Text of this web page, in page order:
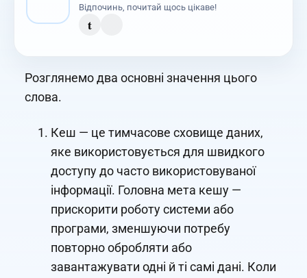
Відпочинь, почитай щось цікаве!
t
Розглянемо два основні значення цього
слова.
Кеш — це тимчасове сховище даних,
яке використовується для швидкого
доступу до часто використовуваної
інформації. Головна мета кешу —
прискорити роботу системи або
програми, зменшуючи потребу
повторно обробляти або
завантажувати одні й ті самі дані. Коли